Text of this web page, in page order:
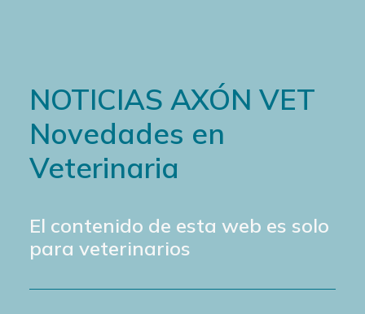
NOTICIAS AXÓN VET
Novedades en
Veterinaria
El contenido de esta web es solo
para veterinarios